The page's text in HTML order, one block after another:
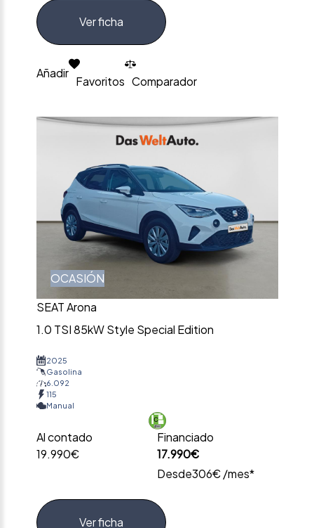
Ver ficha
Añadir
Favoritos Comparador
OCASIÓN
SEAT Arona
1.0 TSI 85kW Style Special Edition
2025
Gasolina
6.092
115
Manual
Al contado
19.990€
Financiado
17.990€
Desde306€ /mes*
Ver ficha